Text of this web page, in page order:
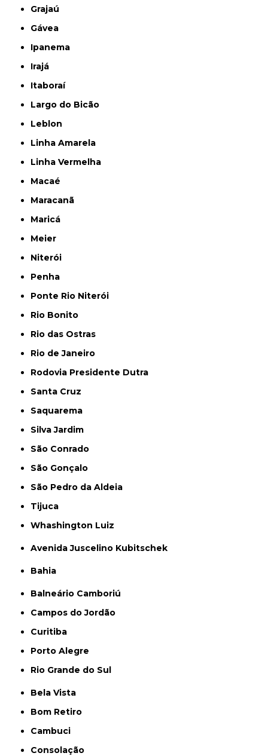
Grajaú
Gávea
Ipanema
Irajá
Itaboraí
Largo do Bicão
Leblon
Linha Amarela
Linha Vermelha
Macaé
Maracanã
Maricá
Meier
Niterói
Penha
Ponte Rio Niterói
Rio Bonito
Rio das Ostras
Rio de Janeiro
Rodovia Presidente Dutra
Santa Cruz
Saquarema
Silva Jardim
São Conrado
São Gonçalo
São Pedro da Aldeia
Tijuca
Whashington Luiz
Avenida Juscelino Kubitschek
Bahia
Balneário Camboriú
Campos do Jordão
Curitiba
Porto Alegre
Rio Grande do Sul
Bela Vista
Bom Retiro
Cambuci
Consolação